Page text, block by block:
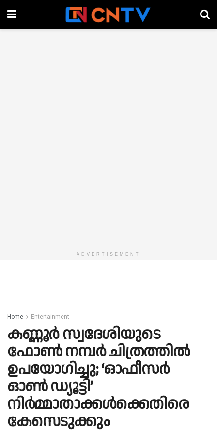
ADVERTISEMENT
Home Entertainment
കണ്ണൂർ സ്വദേശിയുടെ
ഫോൺ നമ്പർ ചിത്രത്തിൽ
ഉപയോഗിച്ചു; ‘ഓഫീസർ
ഓൺ ഡ്യൂട്ടി’
നിർമ്മാതാക്കൾക്കെതിരെ
കേസെടുക്കും